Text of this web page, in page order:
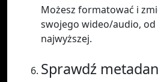
Możesz formatować i
swojego wideo/audio, od
najwyższej.
Sprawdź